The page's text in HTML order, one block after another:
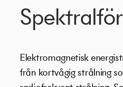
Elektromagnetisk
från kortvågig strålning